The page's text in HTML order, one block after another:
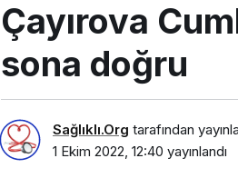
Çayırova
sona doğru
Sağlıklı.Org tarafından
1 Ekim 2022, 12:40 yayınlandı